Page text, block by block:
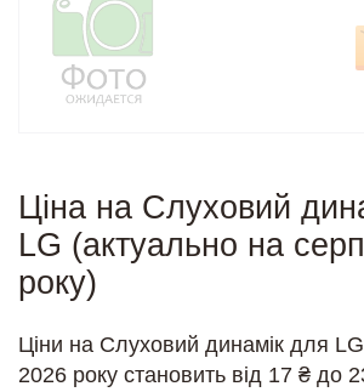
Ціна на Слуховий
LG (актуально на
року)
Ціни на Слуховий динамік для
2026 року становить від 17 ₴ до